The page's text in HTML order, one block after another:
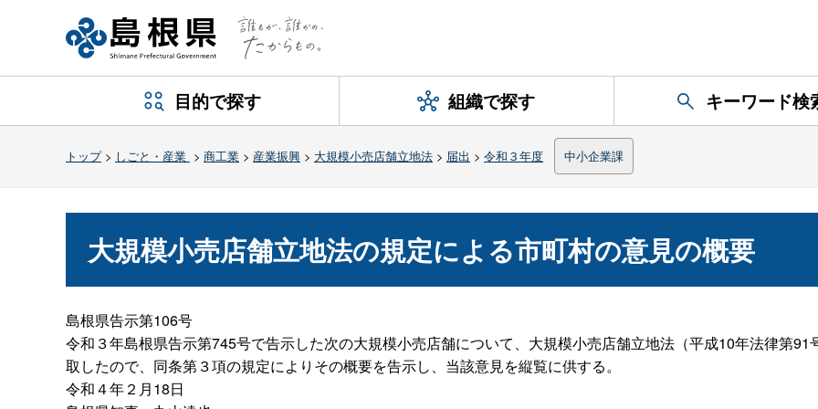
目的で探す 組織で探す キーワード検
トップ> しごと・産業 > 商工業 > 産業振興 > 大規模小売店舗立地法 > 届出 > 令和３年度 中小企業課
大規模小売店舗立地法の規定による市町村の意見の概要
島根県告示第106号
令和３年島根県告示第745号で告示した次の大規模小売店舗について、大規模小売店舗立地法（平成10年法律第
取したので、同条第３項の規定によりその概要を告示し、当該意見を縦覧に供する。
令和４年２月18日